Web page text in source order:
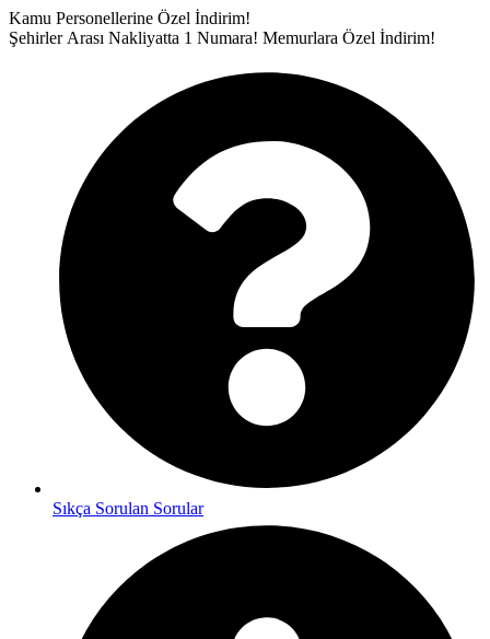
İçeriğe
atla
Kamu Personellerine Özel İndirim!
Şehirler Arası Nakliyatta 1 Numara! Memurlara Özel İndirim!
Sıkça Sorulan Sorular